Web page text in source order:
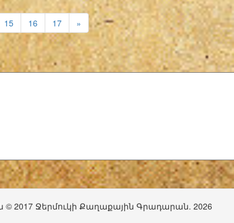
15 16 17 »
2017 Ջերմուկի Քաղաքային Գրադարան. 2026